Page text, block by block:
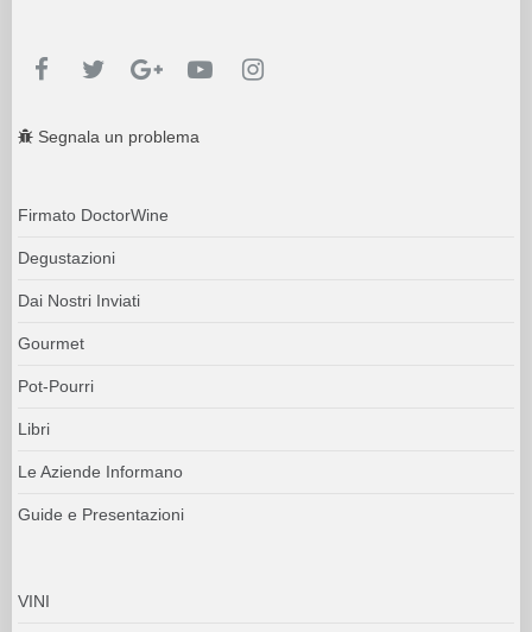
Segnala un problema
Firmato DoctorWine
Degustazioni
Dai Nostri Inviati
Gourmet
Pot-Pourri
Libri
Le Aziende Informano
Guide e Presentazioni
VINI